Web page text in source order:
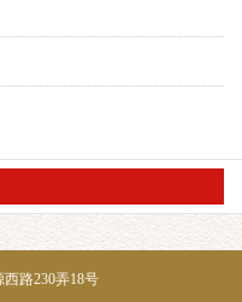
路230弄18号